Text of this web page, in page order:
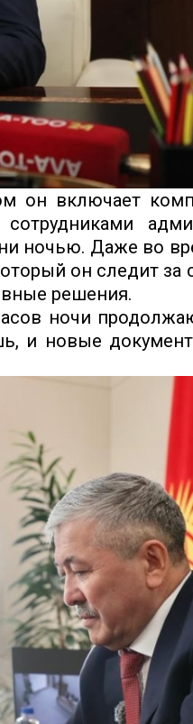
он включает
ночью. Даже во
он следит за
решения.
ночи
и новые